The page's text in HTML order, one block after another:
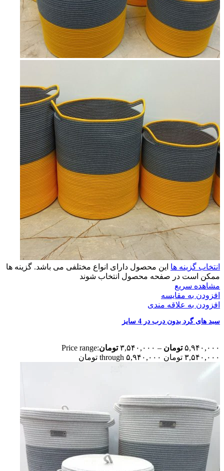
انتخاب گزینه ها این محصول دارای انواع مختلفی می باشد. گزینه ها
ممکن است در صفحه محصول انتخاب شوند
مشاهده سریع
افزودن به مقایسه
افزودن به علاقه مندی
سبد های گرد بدون درب در 4 سایز
۵,۹۴۰,۰۰۰ تومان – ۳,۵۴۰,۰۰۰ تومانPrice range:
۳,۵۴۰,۰۰۰ تومان through ۵,۹۴۰,۰۰۰ تومان